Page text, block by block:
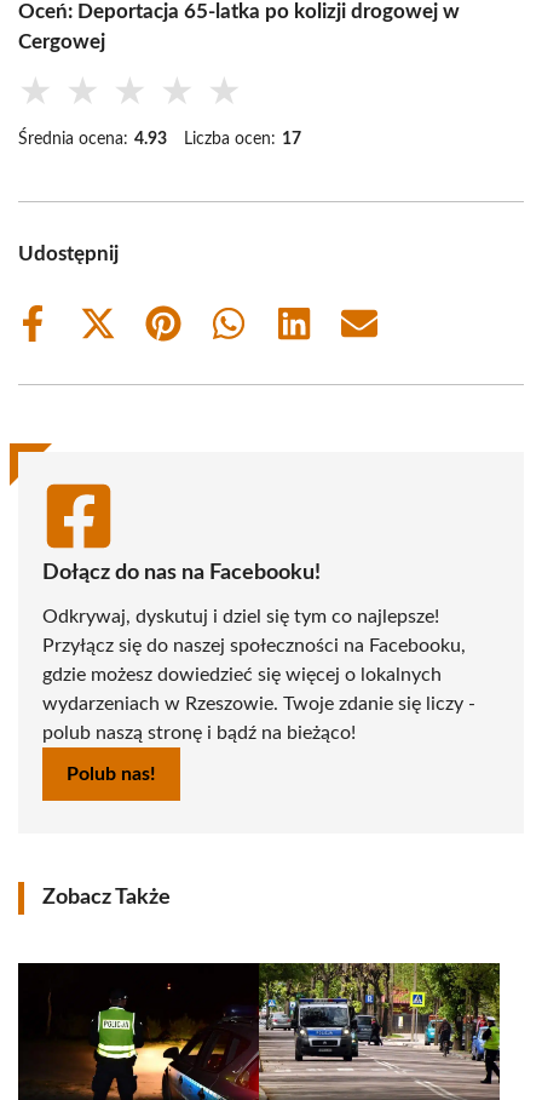
Oceń: Deportacja 65-latka po kolizji drogowej w
Cergowej
★ ★ ★ ★ ★
Średnia ocena: 4.93 Liczba ocen: 17
Udostępnij
Share
Share
(Twitter)
Share
Share
Share
Share
Dołącz do nas na Facebooku!
Odkrywaj, dyskutuj i dziel się tym co najlepsze!
Przyłącz się do naszej społeczności na Facebooku,
gdzie możesz dowiedzieć się więcej o lokalnych
wydarzeniach w Rzeszowie. Twoje zdanie się liczy -
polub naszą stronę i bądź na bieżąco!
Polub nas!
Zobacz Także